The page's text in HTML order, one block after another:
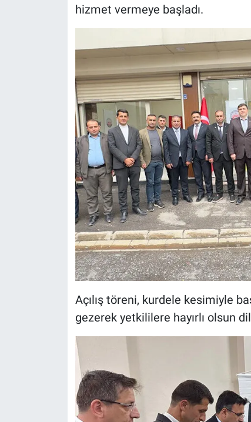
hizmet vermeye başladı.
Açılış töreni, kurdele kesimiyle
gezerek yetkililere hayırlı olsun